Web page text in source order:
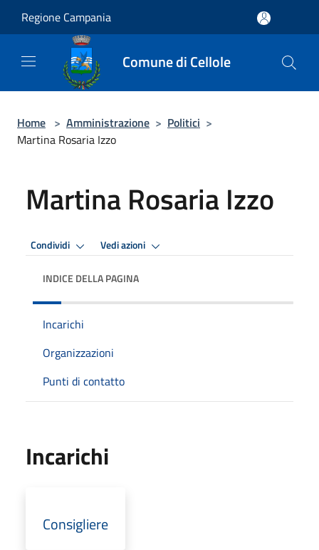
Regione Campania
Comune di Cellole
Home > Amministrazione > Politici >
Martina Rosaria Izzo
Martina Rosaria Izzo
Condividi Vedi azioni
INDICE DELLA PAGINA
Incarichi
Organizzazioni
Punti di contatto
Incarichi
Consigliere